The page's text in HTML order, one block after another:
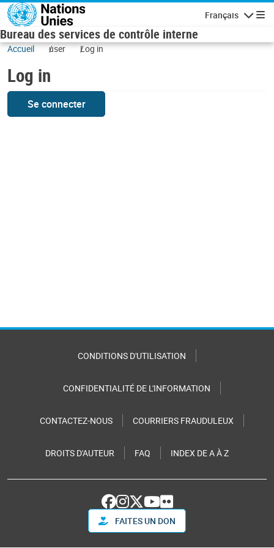
Skip to main content
Français
Bureau des services de contrôle interne
Accueil user Log in
Log in
Se connecter
CONDITIONS D'UTILISATION
CONFIDENTIALITÉ DE L'INFORMATION
CONTACTEZ-NOUS COURRIERS FRAUDULEUX
DROITS D'AUTEUR FAQ INDEX DE A À Z
FAITES UN DON